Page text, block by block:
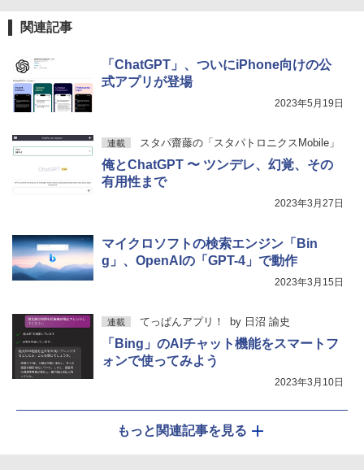
関連記事
「ChatGPT」、ついにiPhone向けの公
式アプリが登場
2023年5月19日
連載 スタパ齋藤の「スタパトロニクスMobile」
俺とChatGPT 〜 ツンデレ、幻覚、その
有用性まで
2023年3月27日
マイクロソフトの検索エンジン「Bin
g」、OpenAIの「GPT-4」で動作
2023年3月15日
連載 てっぱんアプリ！ by 日沼 諭史
「Bing」のAIチャット機能をスマートフ
ォンで使ってみよう
2023年3月10日
もっと関連記事を見る